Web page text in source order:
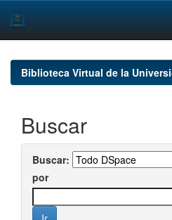
navigationBiblioteca Virtual de la
Buscar
Buscar:
por